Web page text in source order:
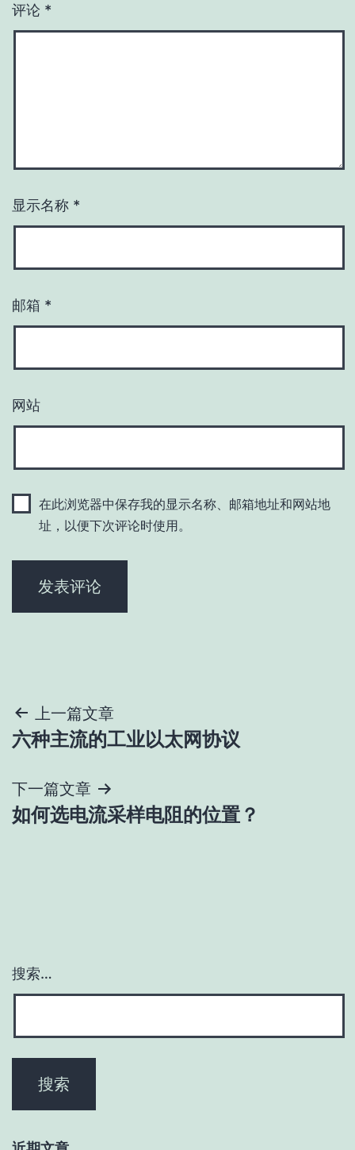
评论 *
显示名称 *
邮箱 *
网站
在此浏览器中保存我的显示名称、邮箱地址和网站地
址，以便下次评论时使用。
文
章
导
航
上一篇文章
六种主流的工业以太网协议
下一篇文章
如何选电流采样电阻的位置？
搜索…